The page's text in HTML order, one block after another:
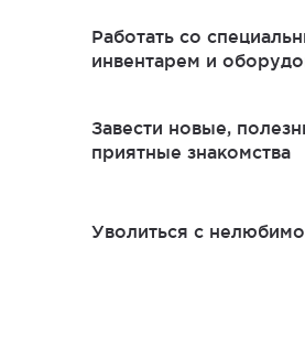
Работать со
инвентарем и
Завести новые,
приятные знакомства
Уволиться с